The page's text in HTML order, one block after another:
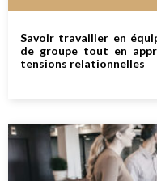
Savoir travailler en
de groupe tout en
tensions relationnelles